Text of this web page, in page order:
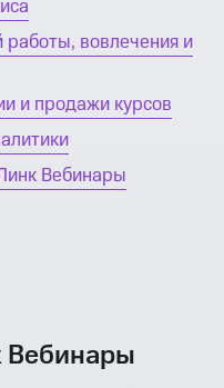
вовлечения и
и продажи курсов
Вебинары
Вебинары